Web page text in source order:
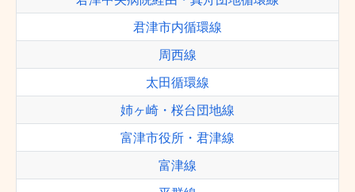
君津市内循環線
周西線
太田循環線
姉ヶ崎・桜台団地線
富津市役所・君津線
富津線